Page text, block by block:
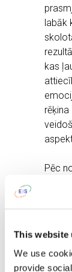
This website
We use
provide
labāk
kas
Pēc